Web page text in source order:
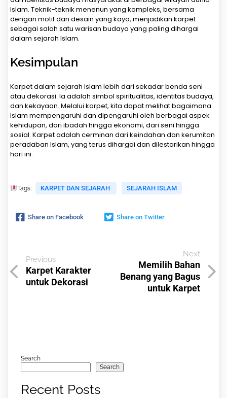
Islam. Teknik-teknik menenun yang kompleks, bersama
dengan motif dan desain yang kaya, menjadikan karpet
sebagai salah satu warisan budaya yang paling dihargai
dalam sejarah Islam.
Kesimpulan
Karpet dalam sejarah Islam lebih dari sekadar benda seni
atau dekorasi. Ia adalah simbol spiritualitas, identitas budaya,
dan kekayaan. Melalui karpet, kita dapat melihat bagaimana
Islam mempengaruhi dan dipengaruhi oleh berbagai aspek
kehidupan, dari ibadah hingga ekonomi, dari seni hingga
sosial. Karpet adalah cerminan dari keindahan dan kerumitan
peradaban Islam, yang terus dihargai dan dilestarikan hingga
hari ini.
Tags: KARPET DAN SEJARAH SEJARAH ISLAM
Share on Facebook Share on Twitter
Previous
Karpet Karakter
untuk Dekorasi
Next
Memilih Bahan
Benang yang Bagus
untuk Karpet
Search
Search
Recent Posts